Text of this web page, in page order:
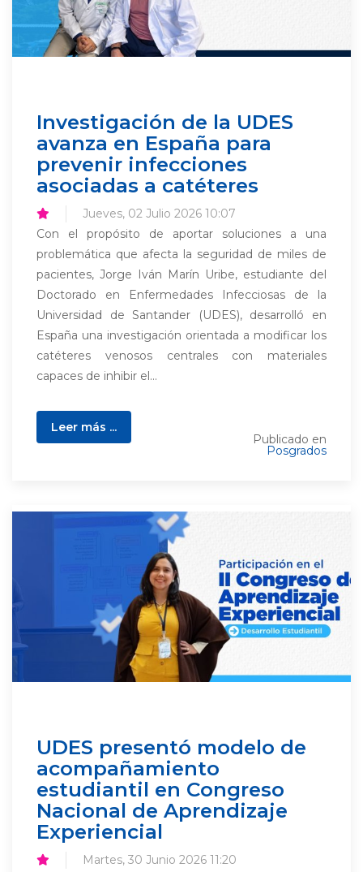
Investigación de la UDES
avanza en España para
prevenir infecciones
asociadas a catéteres
Jueves, 02 Julio 2026 10:07
Con el propósito de aportar soluciones a una
problemática que afecta la seguridad de miles de
pacientes, Jorge Iván Marín Uribe, estudiante del
Doctorado en Enfermedades Infecciosas de la
Universidad de Santander (UDES), desarrolló en
España una investigación orientada a modificar los
catéteres venosos centrales con materiales
capaces de inhibir el...
Leer más ...
Publicado en
Posgrados
UDES presentó modelo de
acompañamiento
estudiantil en Congreso
Nacional de Aprendizaje
Experiencial
Martes, 30 Junio 2026 11:20